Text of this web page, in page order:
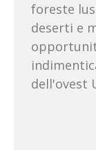
foreste
deserti e
dell'ovest